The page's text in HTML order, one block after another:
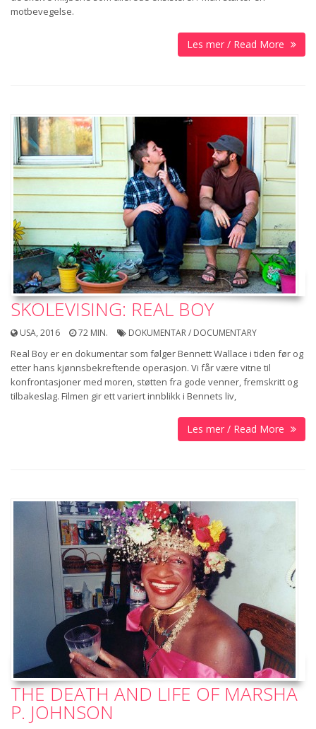
motbevegelse.
Les mer / Read More
SKOLEVISING: REAL BOY
USA, 2016 72 MIN. DOKUMENTAR / DOCUMENTARY
Real Boy er en dokumentar som følger Bennett Wallace i tiden før og
etter hans kjønnsbekreftende operasjon. Vi får være vitne til
konfrontasjoner med moren, støtten fra gode venner, fremskritt og
tilbakeslag. Filmen gir ett variert innblikk i Bennets liv,
Les mer / Read More
THE DEATH AND LIFE OF MARSHA
P. JOHNSON